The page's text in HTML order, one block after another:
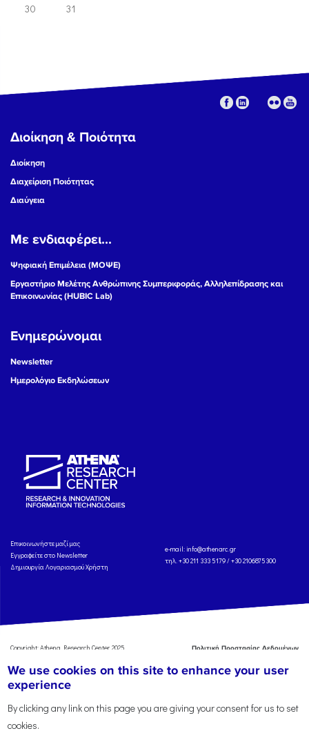
30
31
Διοίκηση & Ποιότητα
Διοίκηση
Διαχείριση Ποιότητας
Διαύγεια
Με ενδιαφέρει...
Ψηφιακή Επιμέλεια (ΜΟΨΕ)
Εργαστήριο Μελέτης Ανθρώπινης Συμπεριφοράς, Αλληλεπίδρασης και
Επικοινωνίας (HUBIC Lab)
Ενημερώνομαι
Newsletter
Ημερολόγιο Εκδηλώσεων
Eπικοινωνήστε μαζί μας
Εγγραφείτε στο Newsletter
Δημιουργία Λογαριασμού Χρήστη
e-mail: info@athenarc.gr
τηλ. +30 211 333 5179 / +30 2106875300
Copyright: Athena Research Center, 2025
Πολιτική Προστασίας Δεδομένων
Χρήσης
Αναφορά
We use cookies on this site to enhance your user
experience
By clicking any link on this page you are giving your consent for us to set
cookies.